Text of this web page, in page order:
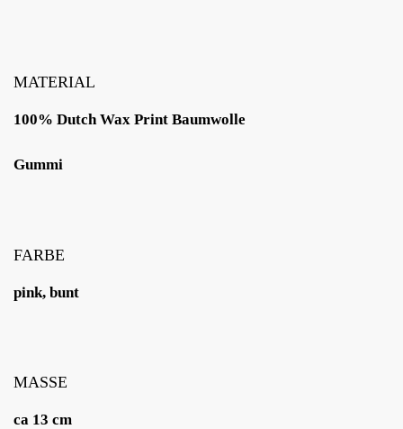
MATERIAL
100% Dutch Wax Print Baumwolle
Gummi
FARBE
pink, bunt
MASSE
ca 13 cm